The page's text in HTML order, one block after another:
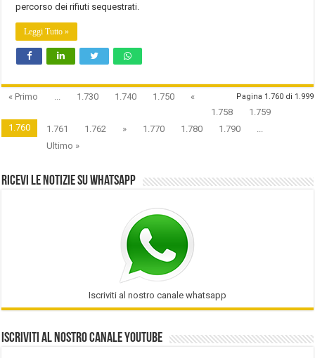
percorso dei rifiuti sequestrati.
Leggi Tutto »
Pagina 1.760 di 1.999
« Primo 1.730 1.740 1.750
«
1.758
1.759
1.760
1.761 1.762 » 1.770 1.780 1.790
Ultimo »
Ricevi le notizie su Whatsapp
Iscriviti al nostro canale whatsapp
Iscriviti al nostro Canale Youtube